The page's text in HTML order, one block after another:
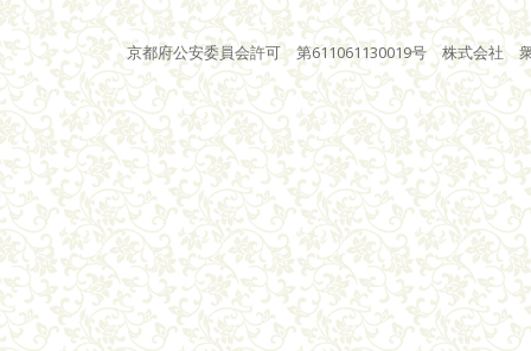
京都府公安委員会許可 第611061130019号 株式会社